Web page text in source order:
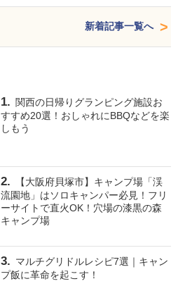
新着記事一覧へ
関西の日帰りグランピング施設お
すすめ20選！おしゃれにBBQなどを楽
しもう
【大阪府貝塚市】キャンプ場「渓
流園地」はソロキャンパー必見！フリ
ーサイトで直火OK！穴場の漆黒の森
キャンプ場
マルチグリドルレシピ7選｜キャン
プ飯に革命を起こす！